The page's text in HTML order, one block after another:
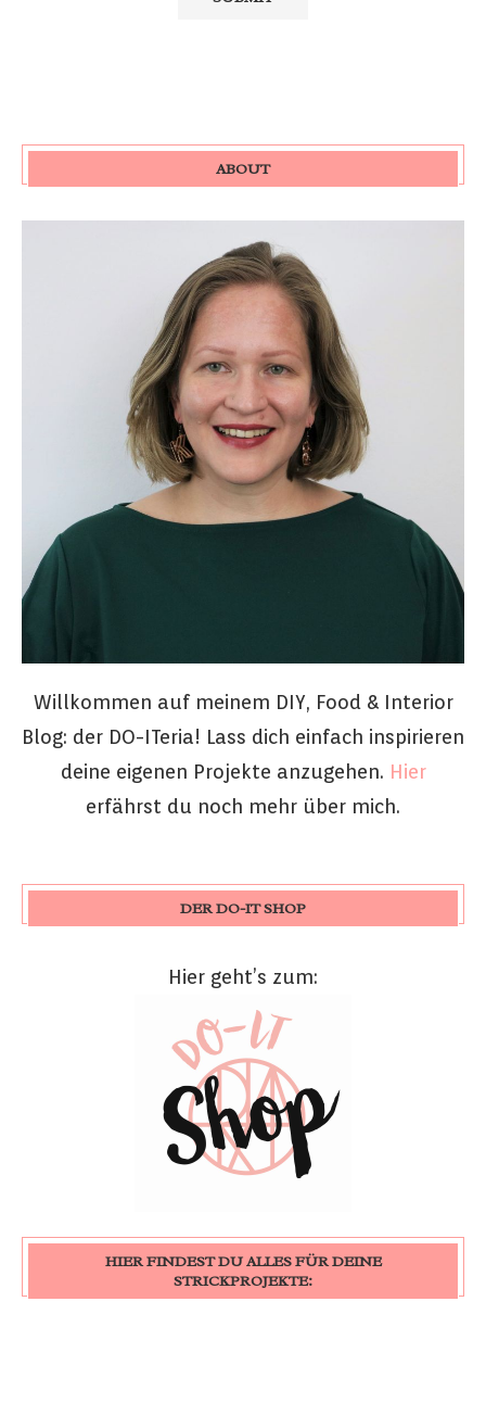
ABOUT
Willkommen auf meinem DIY, Food & Interior
Blog: der DO-ITeria! Lass dich einfach inspirieren
deine eigenen Projekte anzugehen. Hier
erfährst du noch mehr über mich.
DER DO-IT SHOP
Hier geht’s zum:
HIER FINDEST DU ALLES FÜR DEINE
STRICKPROJEKTE: